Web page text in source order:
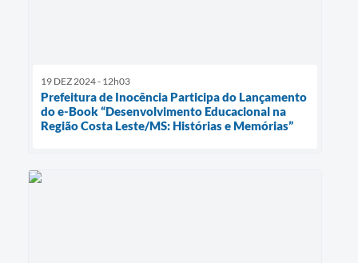
19 DEZ 2024 - 12h03
Prefeitura de Inocência Participa do Lançamento
do e-Book “Desenvolvimento Educacional na
Região Costa Leste/MS: Histórias e Memórias”